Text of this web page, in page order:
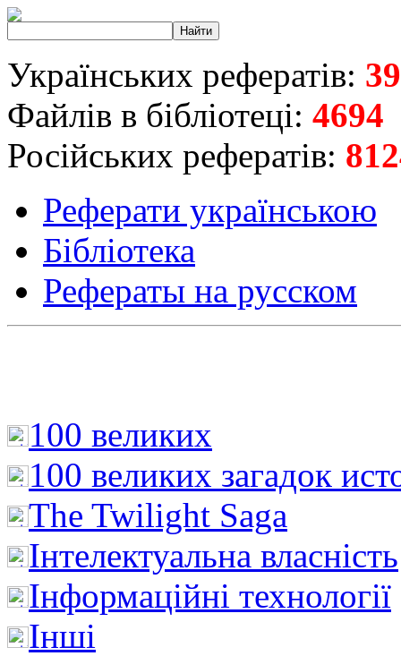
Українських рефератів:
Файлів в бібліотеці: 4694
Російських рефератів:
Реферати українською
Бібліотека
Рефераты на русском
100 великих
100 великих загадок
The Twilight Saga
Інтелектуальна влaсність
Інформаційні технології
Інші